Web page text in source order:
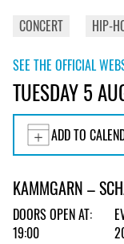
CONCERT
HIP-
SEE THE OFFICIAL
TUESDAY 5
ADD TO
KAMMGARN –
DOORS OPEN AT:
19:00